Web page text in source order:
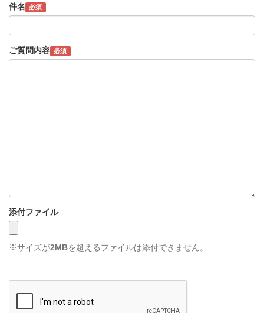
件名 必須
ご質問内容 必須
添付ファイル
※サイズが2MBを超えるファイルは添付できません。